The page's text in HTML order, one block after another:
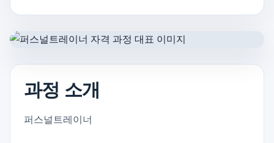
과정 소개
퍼스널트레이너